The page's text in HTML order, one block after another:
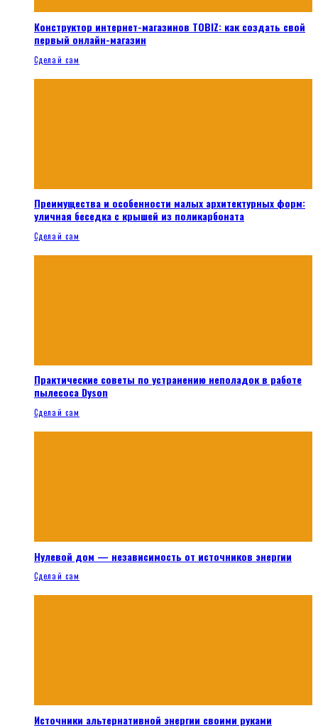
Конструктор интернет-магазинов TOBIZ: как создать свой
первый онлайн-магазин
Сделай сам
Преимущества и особенности малых архитектурных форм:
уличная беседка с крышей из поликарбоната
Сделай сам
Практические советы по устранению неполадок в работе
пылесоса Dyson
Сделай сам
Нулевой дом — независимость от источников энергии
Сделай сам
Источники альтернативной энергии своими руками